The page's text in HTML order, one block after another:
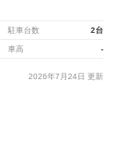
駐車台数 2台
車高 -
2026年7月24日 更新